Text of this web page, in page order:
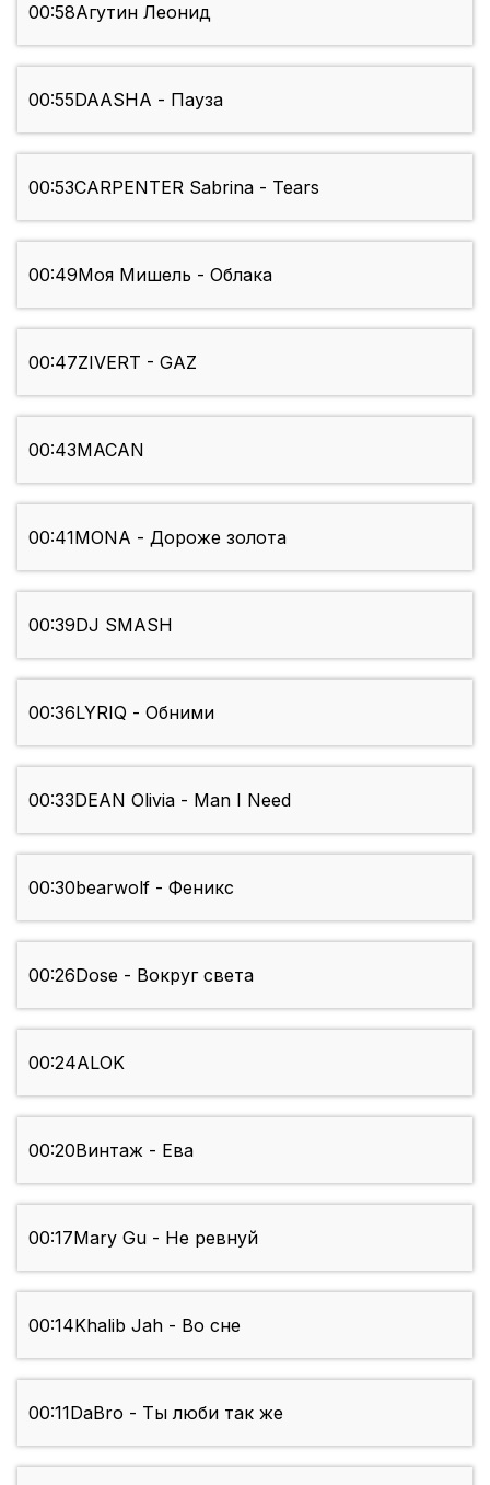
00:58Агутин Леонид
00:55DAASHA - Пауза
00:53CARPENTER Sabrina - Tears
00:49Моя Мишель - Облака
00:47ZIVERT - GAZ
00:43MACAN
00:41MONA - Дороже золота
00:39DJ SMASH
00:36LYRIQ - Обними
00:33DEAN Olivia - Man I Need
00:30bearwolf - Феникс
00:26Dose - Вокруг света
00:24ALOK
00:20Винтаж - Ева
00:17Mary Gu - Не ревнуй
00:14Khalib Jah - Во сне
00:11DaBro - Ты люби так же